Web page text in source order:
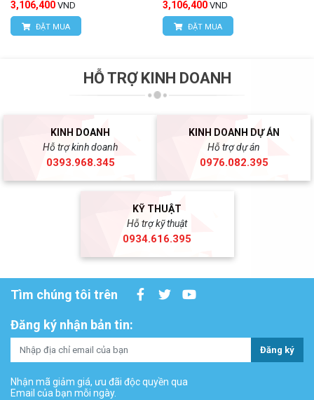
3,106,400 VND
ĐẶT MUA
3,106,400 VND
ĐẶT MUA
HỖ TRỢ KINH DOANH
KINH DOANH
Hỗ trợ kinh doanh
0393.968.345
KINH DOANH DỰ ÁN
Hỗ trợ dự án
0976.082.395
KỸ THUẬT
Hỗ trợ kỹ thuật
0934.616.395
Tìm chúng tôi trên
Đăng ký nhận bản tin:
Đăng ký
Nhận mã giảm giá, ưu đãi độc quyền qua
Email của bạn mỗi ngày.